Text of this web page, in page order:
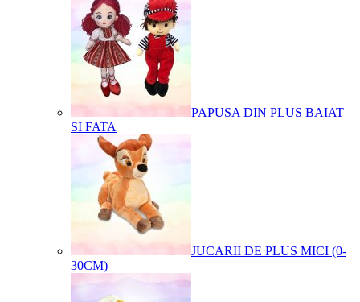
PAPUSA DIN PLUS BAIAT
SI FATA
JUCARII DE PLUS MICI (0-
30CM)